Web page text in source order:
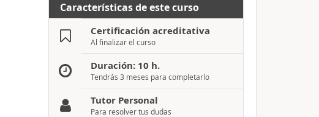
Características de este curso
Certificación acreditativa
Al finalizar el curso
Duración: 10 h.
Tendrás 3 meses para completarlo
Tutor Personal
Para resolver tus dudas